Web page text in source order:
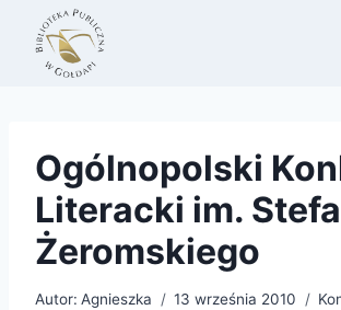
Przejdź
treści
Ogólnopolski
Literacki im.
Żeromskiego
Autor: Agnieszka 13 września 2010